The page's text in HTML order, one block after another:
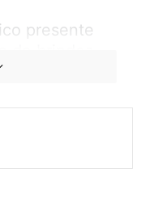
presente
especial
no local,
de
o esporte